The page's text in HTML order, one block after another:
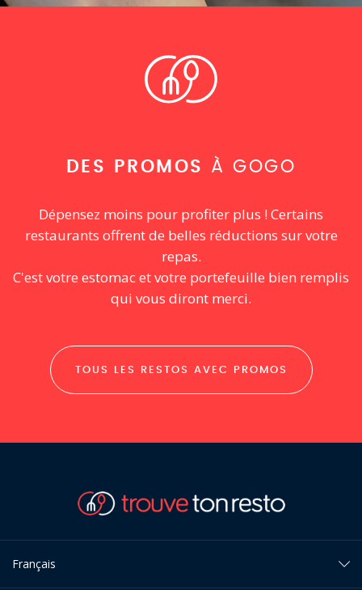
DES PROMOS À GOGO
Dépensez moins pour profiter plus ! Certains
restaurants offrent de belles réductions sur votre
repas.
C'est votre estomac et votre portefeuille bien remplis
qui vous diront merci.
TOUS LES RESTOS AVEC PROMOS
Français